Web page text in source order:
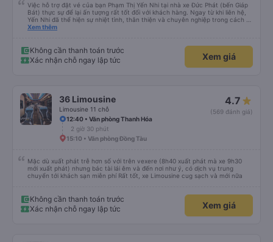
Việc hỗ trợ đặt vé của bạn Phạm Thị Yến Nhi tại nhà xe Đức Phát (bến Giáp
Bát) thực sự để lại ấn tượng rất tốt đối với khách hàng. Ngay từ khi liên hệ,
Yến Nhi đã thể hiện sự nhiệt tình, thân thiện và chuyên nghiệp trong cách tư
vấn. Mọi thắc mắc đều được giải đáp rõ ràng, nhanh chóng, giúp khách hàng
trình đặt vé, từ việc giữ chỗ, xác nhận thông tin đến nhắc nhở giờ xe chạy.
Sự tận tâm và chu đáo này giúp khách hàng cảm thấy yên tâm và tin tưởng
hơn khi sử dụng dịch vụ của nhà xe Đức Phát. Thái độ làm việc nghiêm túc,
khen ngợi trong lĩnh vực dịch vụ vận tải hành khách.
Xem thêm
Không cần thanh toán trước
Xác nhận chỗ ngay lập tức
Xem giá
36 Limousine
Limousine 11 chỗ
4.7
(569 đánh giá)
12:40 • Văn phòng Thanh Hóa
2 giờ 30 phút
15:10 • Văn phòng Đồng Tàu
Mặc dù xuất phát trễ hơn số với trên vexere (8h40 xuất phát mà xe 9h30
mới xuất phát) nhưng bác tài lái êm và đến nơi như ý, có dịch vụ trung
chuyển tới khách sạn miễn phí Rất tốt, xe Limousine cug sạch và mới nữa
Không cần thanh toán trước
Xác nhận chỗ ngay lập tức
Xem giá